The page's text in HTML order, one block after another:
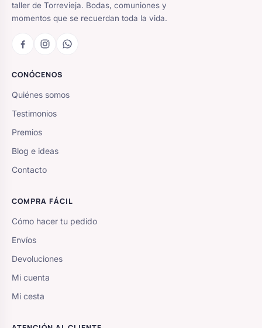
taller de Torrevieja. Bodas, comuniones y
momentos que se recuerdan toda la vida.
CONÓCENOS
Quiénes somos
Testimonios
Premios
Blog e ideas
Contacto
COMPRA FÁCIL
Cómo hacer tu pedido
Envíos
Devoluciones
Mi cuenta
Mi cesta